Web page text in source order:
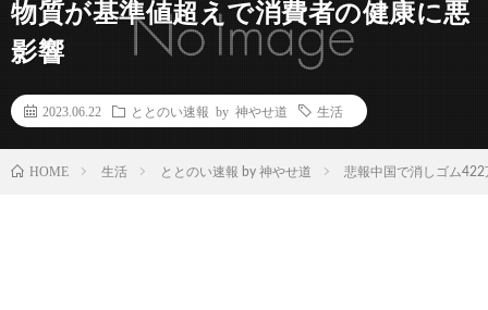
物質が基準値超えで消費者の健康に悪
影響
2023.06.22 ととのい速報 by 神やせ道 生活
HOME 生活 ととのい速報 by 神やせ道 悲報中国で消しゴム